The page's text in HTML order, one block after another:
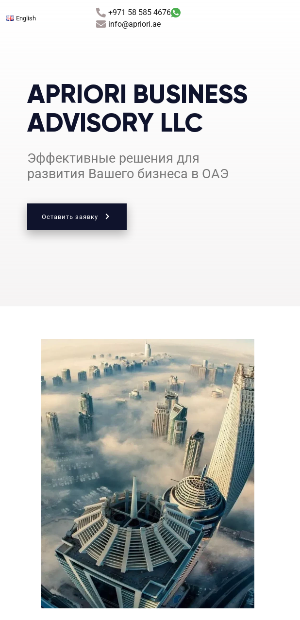
English
+971 58 585 4676‬
info@apriori.ae
APRIORI BUSINESS
ADVISORY LLC
Эффективные решения для
развития Вашего бизнеса в ОАЭ
Оставить заявку